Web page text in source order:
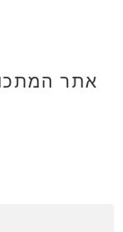
אתר